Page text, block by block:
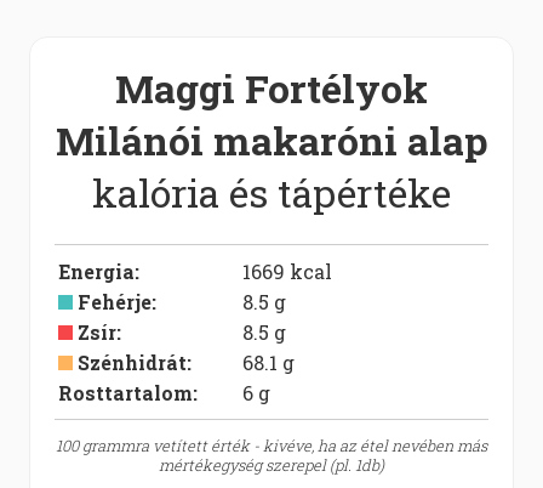
Maggi Fortélyok
Milánói makaróni alap
kalória és tápértéke
Energia: 1669 kcal
Fehérje: 8.5 g
Zsír: 8.5 g
Szénhidrát: 68.1 g
Rosttartalom:
6 g
100 grammra vetített érték - kivéve, ha az étel nevében más
mértékegység szerepel (pl. 1db)